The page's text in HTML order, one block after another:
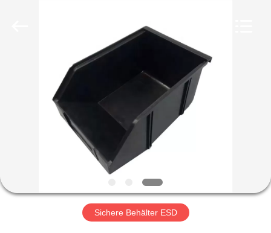
PRODUKTE
FABRIK-
AUSFLUG
Sichere Behälter ESD